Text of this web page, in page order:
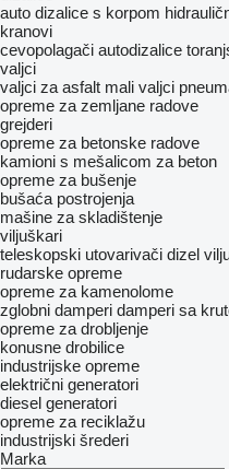
auto dizalice s korpom
kranovi
cevopolagači autodizalice
valjci
valjci za asfalt mali valjci
opreme za zemljane radove
grejderi
opreme za betonske radove
kamioni s mešalicom za beton
opreme za bušenje
bušaća postrojenja
mašine za skladištenje
viljuškari
teleskopski utovarivači dizel
rudarske opreme
opreme za kamenolome
zglobni damperi damperi sa
opreme za drobljenje
konusne drobilice
industrijske opreme
električni generatori
diesel generatori
opreme za reciklažu
industrijski šrederi
Marka